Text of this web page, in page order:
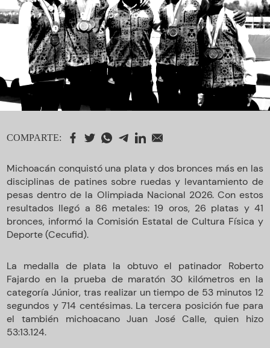
COMPARTE:
Michoacán conquistó una plata y dos bronces más en las
disciplinas de patines sobre ruedas y levantamiento de
pesas dentro de la Olimpiada Nacional 2026. Con estos
resultados llegó a 86 metales: 19 oros, 26 platas y 41
bronces, informó la Comisión Estatal de Cultura Física y
Deporte (Cecufid).
La medalla de plata la obtuvo el patinador Roberto
Fajardo en la prueba de maratón 30 kilómetros en la
categoría Júnior, tras realizar un tiempo de 53 minutos 12
segundos y 714 centésimas. La tercera posición fue para
el también michoacano Juan José Calle, quien hizo
53:13.124.